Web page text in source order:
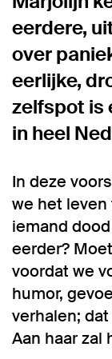
eerdere,
over
eerlijke,
zelfspot is
in heel
In deze
we het leven
iemand
eerder?
voordat we
humor,
verhalen;
Aan haar zal